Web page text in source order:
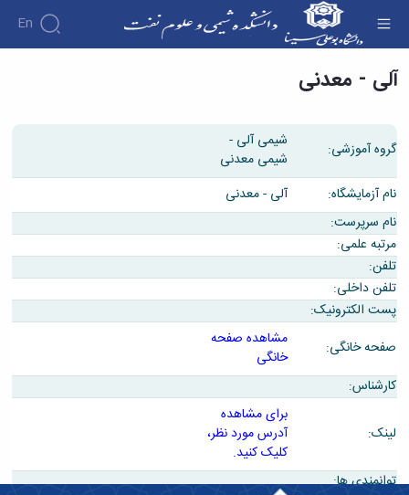
En
آلی - معدنی
گروه آموزشی:
شیمی آلی -
شیمی معدنی
نام آزمایشگاه:
آلی - معدنی
نام سرپرست:
مرتبه علمی:
تلفن:
تلفن داخلی:
پست الکترونیک:
صفحه خانگی:
مشاهده صفحه
خانگی
کارشناس:
لینک:
برای مشاهده
آدرس مورد نظر،
کلیک کنید.
توانمندی ها: